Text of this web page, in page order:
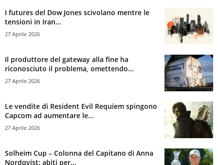
I futures del Dow Jones scivolano mentre le
tensioni in Iran...
27 Aprile 2026
Il produttore del gateway alla fine ha
riconosciuto il problema, omettendo...
27 Aprile 2026
Le vendite di Resident Evil Requiem spingono
Capcom ad aumentare le...
27 Aprile 2026
Solheim Cup – Colonna del Capitano di Anna
Nordqvist: abiti per...